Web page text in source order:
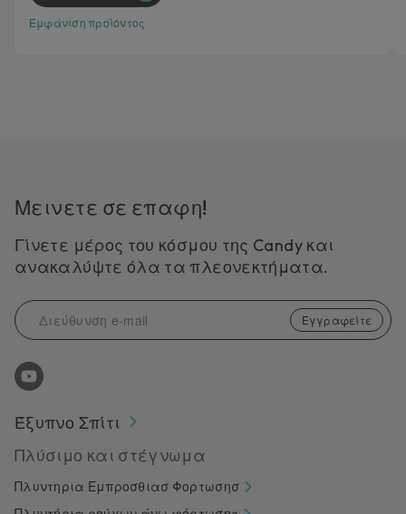
Εμφάνιση προϊόντος
Μεινετε σε επαφη!
Γίνετε μέρος του κόσμου της Candy και
ανακαλύψτε όλα τα πλεονεκτήματα.
Εγγραφείτε
Έξυπνο Σπίτι
Πλύσιμο και στέγνωμα
Πλυντηρια Εμπροσθιασ Φορτωσησ